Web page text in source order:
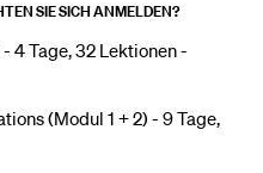
SIE SICH ANMELDEN?
4 Tage, 32 Lektionen -
(Modul 1 + 2) - 9 Tage,